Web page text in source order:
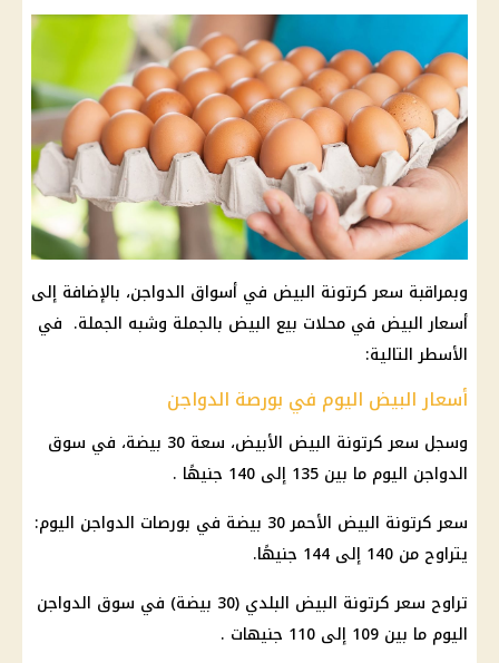
وبمراقبة سعر كرتونة البيض في أسواق الدواجن، بالإضافة إلى
أسعار البيض في محلات بيع البيض بالجملة وشبه الجملة. في
الأسطر التالية:
أسعار البيض اليوم في بورصة الدواجن
وسجل سعر كرتونة البيض الأبيض، سعة 30 بيضة، في سوق
الدواجن اليوم ما بين 135 إلى 140 جنيهًا .
سعر كرتونة البيض الأحمر 30 بيضة في بورصات الدواجن اليوم:
يتراوح من 140 إلى 144 جنيهًا.
تراوح سعر كرتونة البيض البلدي (30 بيضة) في سوق
الدواجن
اليوم ما بين 109 إلى 110 جنيهات .